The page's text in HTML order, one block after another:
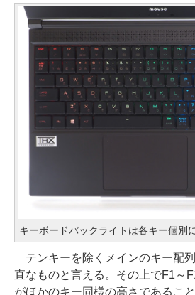
キーボードバックライトは各キー個別
テンキーを除くメインのキー配
直なものと言える。その上でF1～
がほかのキー同様の高さであるこ